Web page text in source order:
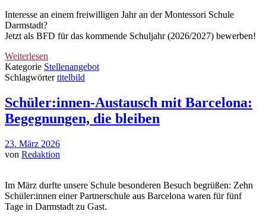
Interesse an einem freiwilligen Jahr an der Montessori Schule
Darmstadt?
Jetzt als BFD für das kommende Schuljahr (2026/2027) bewerben!
Weiterlesen
Kategorie Stellenangebot
Schlagwörtertitelbild
Schüler:innen-Austausch mit Barcelona:
Begegnungen, die bleiben
23. März 2026
von Redaktion
Im März durfte unsere Schule besonderen Besuch begrüßen: Zehn
Schüler:innen einer Partnerschule aus Barcelona waren für fünf
Tage in Darmstadt zu Gast.